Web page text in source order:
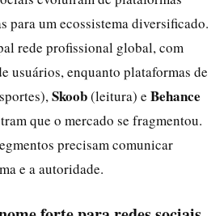
para um ecossistema diversificado.
rede profissional global, com
usuários, enquanto plataformas de
Skoob(leitura) e Behance
que o mercado se fragmentou.
precisam comunicar
e a autoridade.